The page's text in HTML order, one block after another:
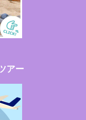
アー